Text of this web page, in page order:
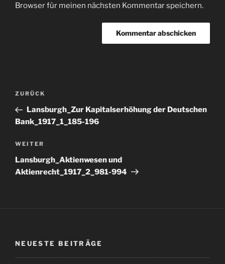
Browser für meinen nächsten Kommentar speichern.
Beitragsnavigation
Vorheriger
Beitrag
ZURÜCK
Lansburgh_Zur Kapitalserhöhung der Deutschen
Bank_1917_1_185-196
Nächster
Beitrag
WEITER
Lansburgh_Aktienwesen und
Aktienrecht_1917_2_981-994
NEUESTE BEITRÄGE